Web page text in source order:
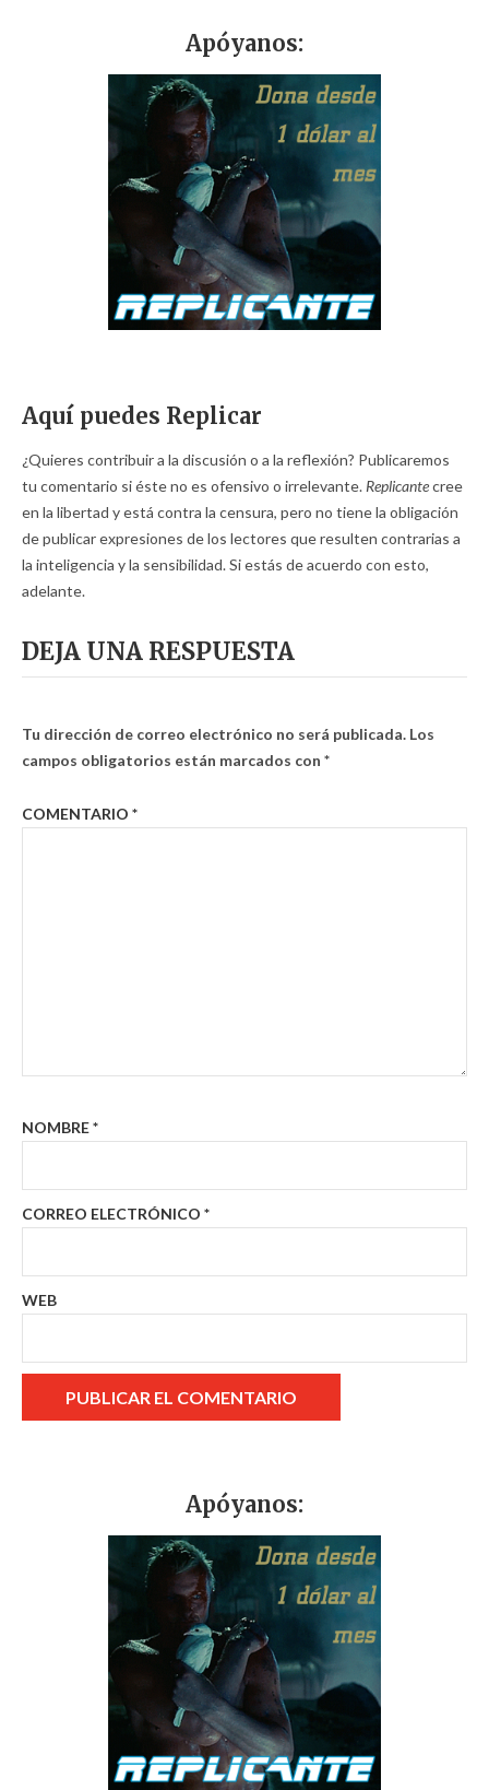
Apóyanos:
Aquí puedes Replicar
¿Quieres contribuir a la discusión o a la reflexión? Publicaremos
tu comentario si éste no es ofensivo o irrelevante. Replicantecree
en la libertad y está contra la censura, pero no tiene la obligación
de publicar expresiones de los lectores que resulten contrarias a
la inteligencia y la sensibilidad. Si estás de acuerdo con esto,
adelante.
DEJA UNA RESPUESTA
Tu dirección de correo electrónico no será publicada. Los
campos obligatorios están marcados con *
COMENTARIO *
NOMBRE*
CORREO ELECTRÓNICO *
WEB
Apóyanos: